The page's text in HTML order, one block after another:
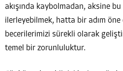
akışında kaybolmadan, aksine bu
ilerleyebilmek, hatta bir adım öne
becerilerimizi sürekli olarak
temel bir zorunluluktur.